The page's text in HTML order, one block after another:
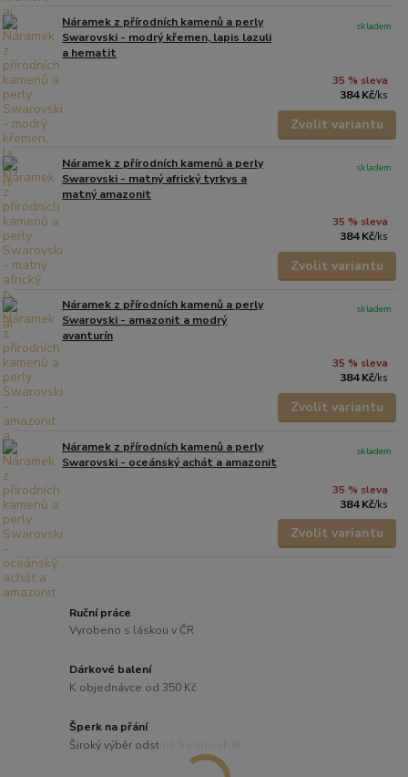
Náramek z přírodních kamenů a perly
Swarovski - modrý křemen, lapis lazuli
a hematit
35 % sleva
384 Kč/ks
skladem
Zvolit variantu
Náramek z přírodních kamenů a perly
Swarovski - matný africký tyrkys a
matný amazonit
35 % sleva
384 Kč/ks
skladem
Zvolit variantu
Náramek z přírodních kamenů a perly
Swarovski - amazonit a modrý
avanturín
35 % sleva
384 Kč/ks
skladem
Zvolit variantu
Náramek z přírodních kamenů a perly
Swarovski - oceánský achát a amazonit
35 % sleva
384 Kč/ks
skladem
Zvolit variantu
Ruční práce
Vyrobeno s láskou v ČR
Dárkové balení
K objednávce od 350 Kč
Šperk na přání
Široký výběr odstínů Swarovski®